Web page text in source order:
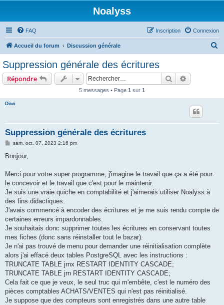
Noalyss
FAQ Connexion
Inscription
Accueil du forum Discussion générale
Suppression générale des écritures
Répondre Rechercher
5 messages • Page 1 sur 1
Diwi
Suppression générale des écritures
M
s
g
sam. oct. 07, 2023 2:16 pm
Bonjour,
Merci pour votre super programme, j'imagine le travail que ça a été pour
le concevoir et le travail que c'est pour le maintenir.
Je suis une vraie quiche en comptabilité et j'aimerais utiliser Noalyss à
des fins didactiques.
J'avais commencé à encoder des écritures et je me suis rendu compte de
certaines erreurs impardonnables.
Je souhaitais donc supprimer toutes les écritures en conservant toutes
mes fiches (donc sans réinstaller tout le bazar).
Je n'ai pas trouvé de menu pour demander une réinitialisation complète
alors j'ai effacé deux tables PostgreSQL avec les instructions :
TRUNCATE TABLE jrnx RESTART IDENTITY CASCADE;
TRUNCATE TABLE jrn RESTART IDENTITY CASCADE;
Cela fait ce que je veux, le seul truc qui m'embête, c'est le numéro des
pièces comptables ACHATS/VENTES qui n'est pas réinitialisé.
Je suppose que des compteurs sont enregistrés dans une autre table